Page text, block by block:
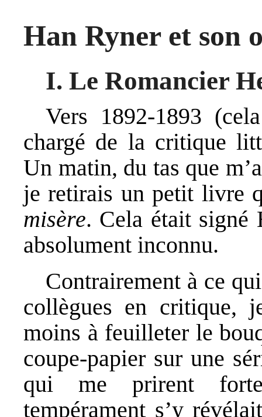
Han Ryner et son
I. Le Romancier
Vers 1892-1893
chargé de la critique
Un matin, du tas que
je retirais un petit livre
misère. Cela était signé
absolument inconnu.
Contrairement à ce
collègues en critique,
moins à feuilleter le
coupe-papier sur une
qui me prirent
tempérament s’y